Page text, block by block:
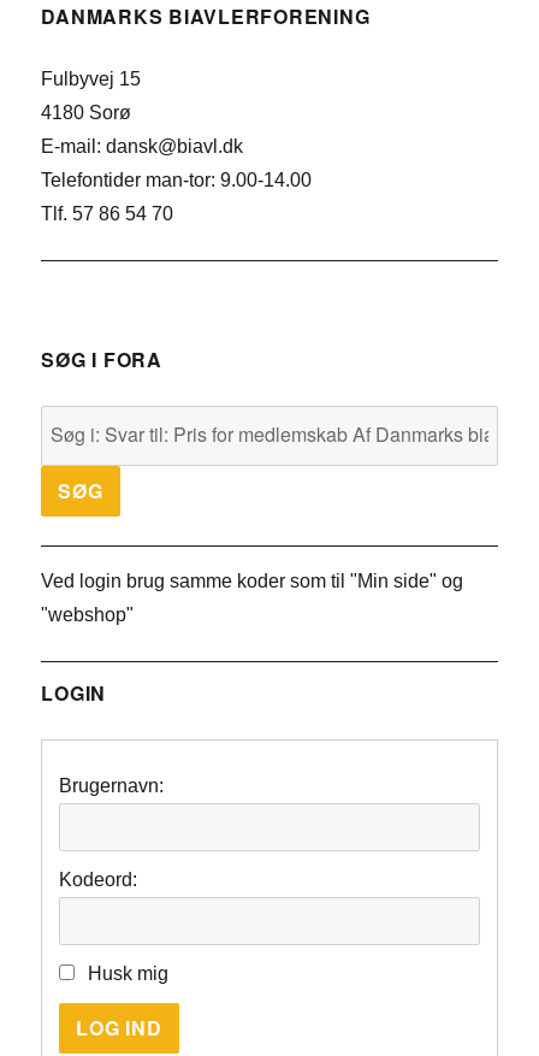
DANMARKS BIAVLERFORENING
Fulbyvej 15
4180 Sorø
E-mail: dansk@biavl.dk
Telefontider man-tor: 9.00-14.00
Tlf. 57 86 54 70
SØG I FORA
Ved login brug samme koder som til "Min side" og
"webshop"
LOGIN
Brugernavn:
Kodeord:
Husk mig
LOG IND